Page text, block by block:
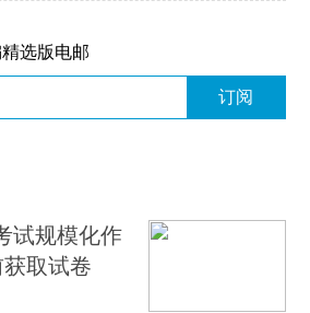
选版电邮
订阅
试规模化作
取试卷